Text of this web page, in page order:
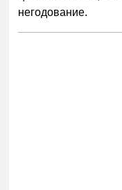
негодование.